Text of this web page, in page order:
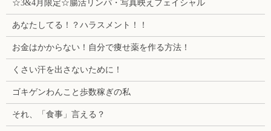
☆3&4月限定☆腸活リンパ・写真映えフェイシャル
あなたしてる！？ハラスメント！！
お金はかからない！自分で痩せ薬を作る方法！
くさい汗を出さないために！
ゴキゲンわんこと歩数稼ぎの私
それ、「食事」言える？